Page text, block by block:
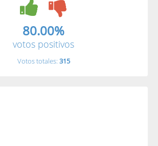
80.00%
votos positivos
Votos totales: 315